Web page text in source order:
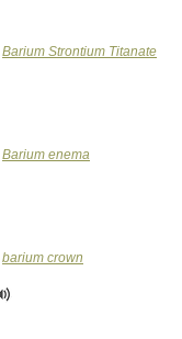
Barium Strontium Titanate
Barium enema
barium crown